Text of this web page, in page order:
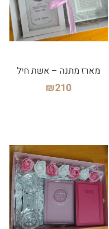
מארז מתנה – אשת חיל
₪210